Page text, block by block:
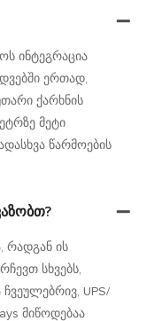
ინტეგრაცია
ერთად,
ქარხნის
მეტი
წარმოების
რადგან ის
სხვებს,
UPS/
მიწოდებაა